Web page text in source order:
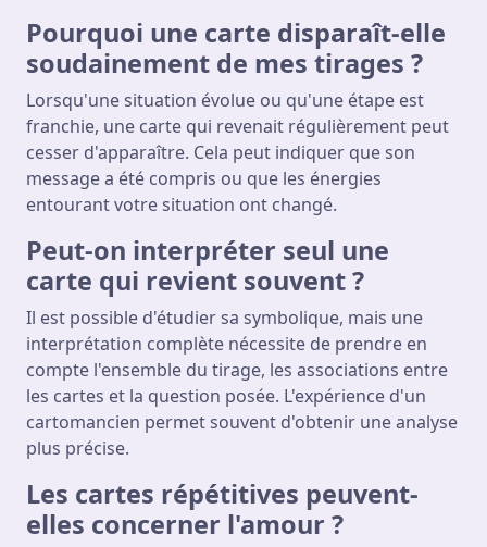
Pourquoi une carte disparaît-elle
soudainement de mes tirages ?
Lorsqu'une situation évolue ou qu'une étape est
franchie, une carte qui revenait régulièrement peut
cesser d'apparaître. Cela peut indiquer que son
message a été compris ou que les énergies
entourant votre situation ont changé.
Peut-on interpréter seul une
carte qui revient souvent ?
Il est possible d'étudier sa symbolique, mais une
interprétation complète nécessite de prendre en
compte l'ensemble du tirage, les associations entre
les cartes et la question posée. L'expérience d'un
cartomancien permet souvent d'obtenir une analyse
plus précise.
Les cartes répétitives peuvent-
elles concerner l'amour ?